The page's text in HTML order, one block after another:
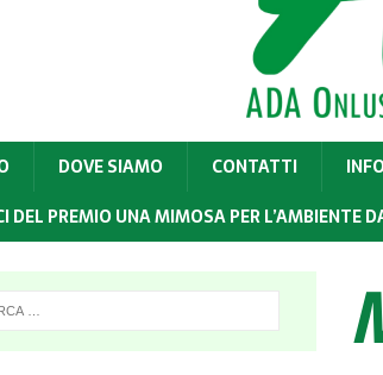
DOVE SIAMO CONTATTI
DEL PREMIO UNA MIMOSA PER L’AMBIENTE